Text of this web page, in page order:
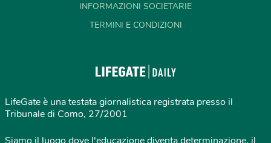
INFORMAZIONI SOCIETARIE
TERMINI E CONDIZIONI
LifeGate è una testata giornalistica registrata presso il
Tribunale di Como, 27/2001